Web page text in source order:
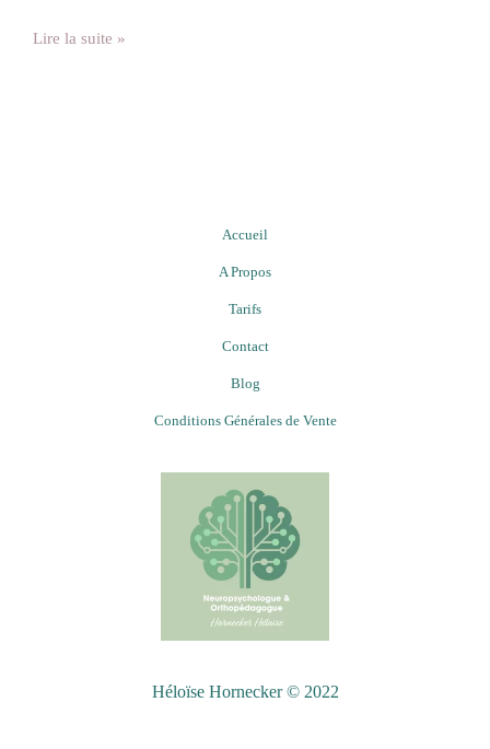
Lire la suite »
Accueil
A Propos
Tarifs
Contact
Blog
Conditions Générales de Vente
Héloïse Hornecker © 2022